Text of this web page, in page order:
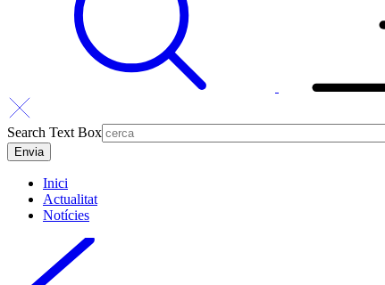
Search Text Box
Inici
Actualitat
Notícies